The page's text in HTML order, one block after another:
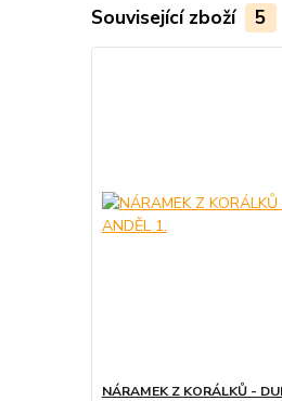
Související zboží 5
NÁRAMEK Z KORÁLKŮ -